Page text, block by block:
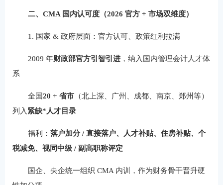
二、CMA 国内认可度（2026 官方 + 市场双维度）
1. 国家 & 政府层面：官方认可、政策红利拉满
2009 年财政部官方引智引进，纳入国内管理会计人才体
系
全国20 + 省市（北上深、广州、成都、南京、郑州等）
列入 紧缺*人才目录
福利： 落户加分 / 直接落户、人才补贴、住房补贴、个
税减免、视同中级 / 副高职称评定
国企、央企统一组织 CMA 内训，作为财务骨干晋升硬